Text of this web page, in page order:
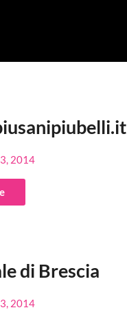
2014
di Brescia
2014